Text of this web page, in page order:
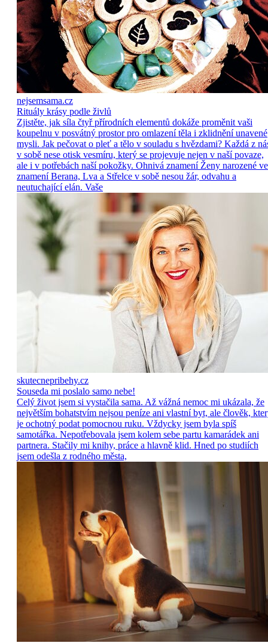
nejsemsama.cz
Rituály krásy podle živlů
Zjistěte, jak síla čtyř přírodních elementů dokáže proměnit vaši
koupelnu v posvátný prostor pro omlazení těla i zklidnění unavené
mysli. Jak pečovat o pleť a tělo v souladu s hvězdami? Každá z
v sobě nese otisk vesmíru, který se projevuje nejen v naší povaze,
ale i v potřebách naší pokožky. Ohnivá znamení Ženy narozené ve
znamení Berana, Lva a Střelce v sobě nesou žár, odvahu a
neutuchající elán. Vaše
skutecnepribehy.cz
Souseda mi poslalo samo nebe!
Celý život jsem si vystačila sama. Až vážná nemoc mi ukázala, že
největším bohatstvím nejsou peníze ani vlastní byt, ale člověk,
je ochotný podat pomocnou ruku. Vždycky jsem byla spíš
samotářka. Nepotřebovala jsem kolem sebe partu kamarádek ani
partnera. Stačily mi knihy, práce a hlavně klid. Hned po studiích
jsem odešla z rodného města,